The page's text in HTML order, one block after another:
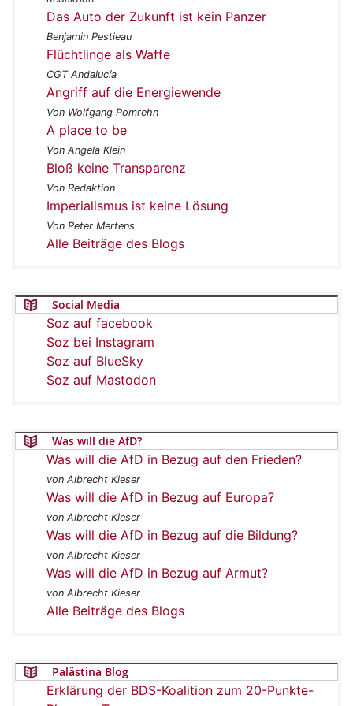
Das Auto der Zukunft ist kein Panzer
Benjamin Pestieau
Flüchtlinge als Waffe
CGT Andalucía
Angriff auf die Energiewende
Von Wolfgang Pomrehn
A place to be
Von Angela Klein
Bloß keine Transparenz
Von Redaktion
Imperialismus ist keine Lösung
Von Peter Mertens
Alle Beiträge des Blogs
Social Media
Soz auf facebook
Soz bei Instagram
Soz auf BlueSky
Soz auf Mastodon
Was will die AfD?
Was will die AfD in Bezug auf den Frieden?
von Albrecht Kieser
Was will die AfD in Bezug auf Europa?
von Albrecht Kieser
Was will die AfD in Bezug auf die Bildung?
von Albrecht Kieser
Was will die AfD in Bezug auf Armut?
von Albrecht Kieser
Alle Beiträge des Blogs
Palästina Blog
Erklärung der BDS-Koalition zum 20-Punkte-